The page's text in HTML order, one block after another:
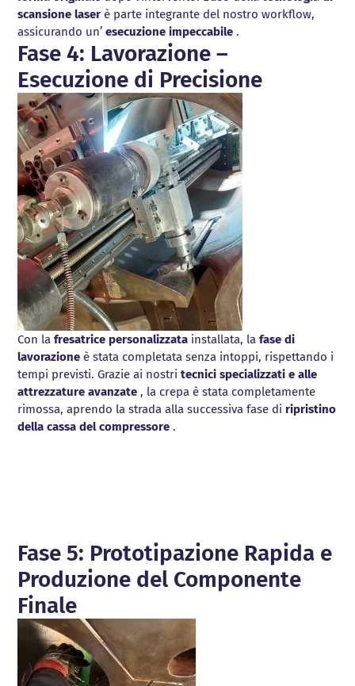
scansione laser è parte integrante del nostro workflow,
assicurando un’esecuzione impeccabile .
Fase 4: Lavorazione –
Esecuzione di Precisione
Con lafresatrice personalizzata installata, lafase di
lavorazione è stata completata senza intoppi, rispettando i
tempi previsti. Grazie ai nostritecnici specializzati e alle
attrezzature avanzate , la crepa è stata completamente
rimossa, aprendo la strada alla successiva fase di ripristino
della cassa del compressore .
Fase 5: Prototipazione Rapida e
Produzione del Componente
Finale